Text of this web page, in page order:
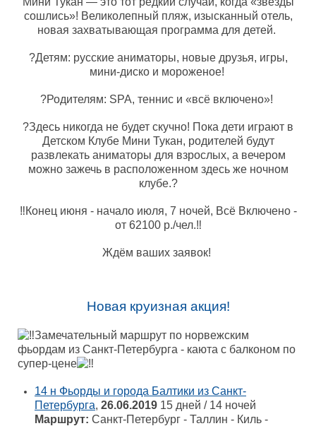
сошлись»! Великолепный пляж, изысканный отель,
новая захватывающая программа для детей.
?Детям: русские аниматоры, новые друзья, игры,
мини-диско и мороженое!
?Родителям: SPA, теннис и «всё включено»!
?Здесь никогда не будет скучно! Пока дети играют в
Детском Клубе Мини Тукан, родителей будут
развлекать аниматоры для взрослых, а вечером
можно зажечь в расположенном здесь же ночном
клубе.?
‼Конец июня - начало июля, 7 ночей, Всё Включено -
от 62100 р./чел.‼
Ждём ваших заявок!
Новая круизная акция!
Замечательный маршрут по норвежским
фьордам из Санкт-Петербурга - каюта с балконом по
супер-цене
14 н Фьорды и города Балтики из Санкт-
Петербурга, 26.06.2019 15 дней / 14 ночей
Маршрут: Санкт-Петербург - Таллин - Киль -